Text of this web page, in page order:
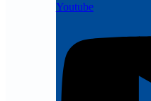
Youtube